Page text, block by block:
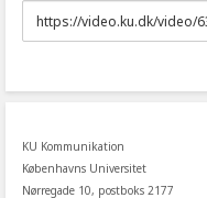
URL
to
KU Kommunikation
Københavns Universitet
Nørregade 10, postboks 2177